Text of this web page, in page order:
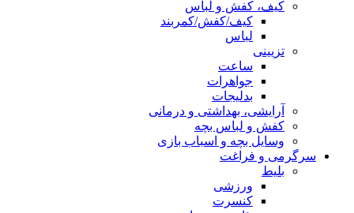
کیف، کفش و لباس
کیف/کفش/کمربند
لباس
تزیینی
ساعت
جواهرات
بدلیجات
آرایشی، بهداشتی و درمانی
کفش و لباس بچه
وسایل بچه و اسباب بازی
سرگرمی و فراغت
بلیط
ورزشی
کنسرت